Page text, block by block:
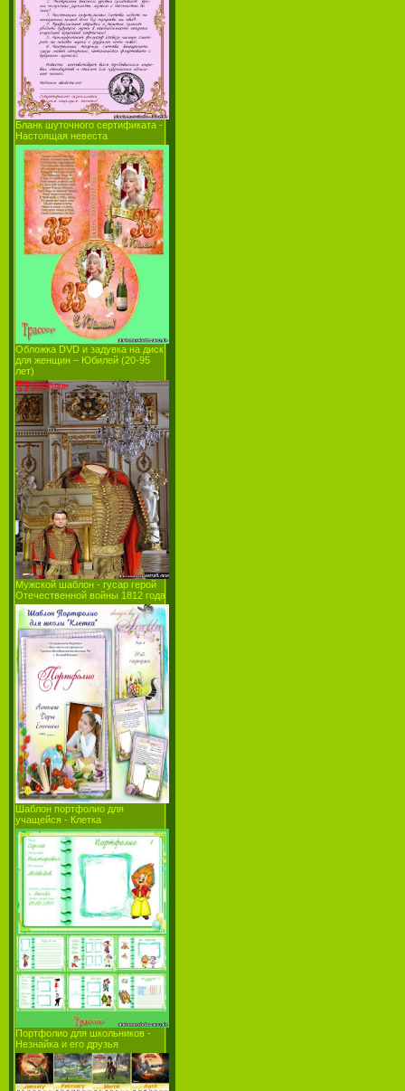
Бланк шуточного сертификата -
Настоящая невеста
Обложка DVD и задувка на диск
для женщин – Юбилей (20-95
лет)
Мужской шаблон - гусар герой
Отечественной войны 1812 года
Шаблон портфолио для
учащейся - Клетка
Портфолио для школьников -
Незнайка и его друзья